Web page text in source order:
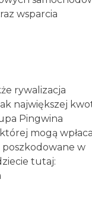
wsparcia
rywalizacja
największej
Pingwina
mogą
w
tutaj: